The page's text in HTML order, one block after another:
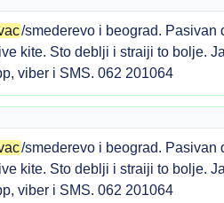
/smederevo i beograd. Pasivan
kite. Sto deblji i straiji to bolje.
viber i SMS. 062 201064
/smederevo i beograd. Pasivan
kite. Sto deblji i straiji to bolje.
viber i SMS. 062 201064